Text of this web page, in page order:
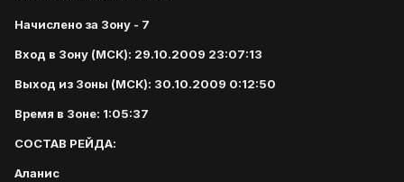
Начислено за Зону - 7
Вход в Зону (МСК): 29.10.2009 23:07:13
Выход из Зоны (МСК): 30.10.2009 0:12:50
Время в Зоне: 1:05:37
СОСТАВ РЕЙДА:
Аланис